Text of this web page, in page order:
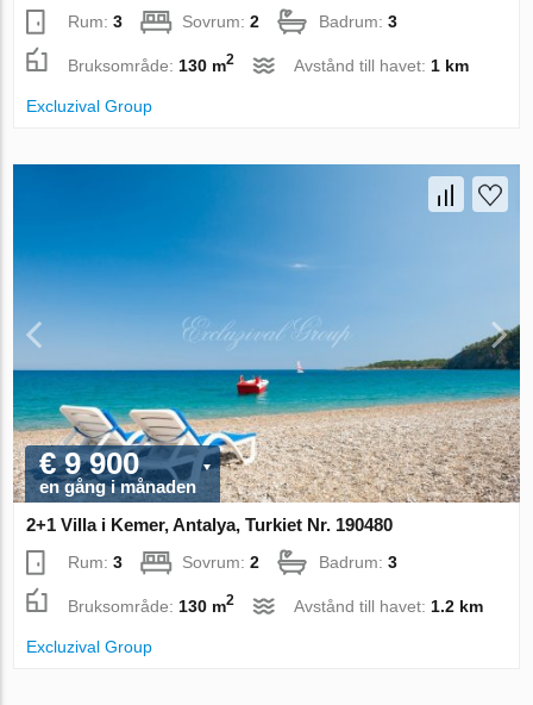
Rum:3 Sovrum:2 Badrum:3
Bruksområde: 130 m2 Avstånd till havet: 1 km
Excluzival Group
€ 9 900
en gång i månaden
2+1 Villa i Kemer, Antalya, Turkiet Nr. 190480
Rum:3 Sovrum:2 Badrum:3
Bruksområde: 130 m2 Avstånd till havet: 1.2 km
Excluzival Group